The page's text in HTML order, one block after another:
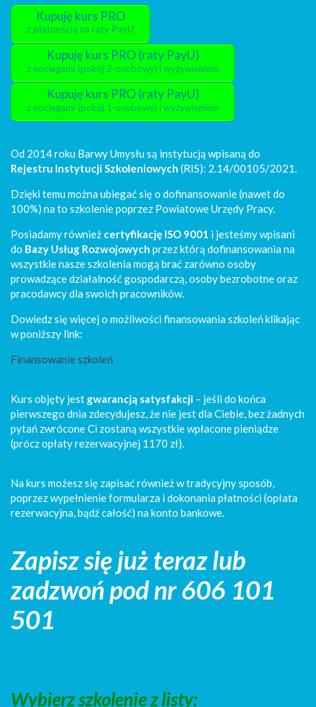
Kupuję kurs PRO
z płatnością na raty PayU
Kupuję kurs PRO (raty PayU)
z noclegami (pokój 2-osobowy) i wyżywieniem
Kupuję kurs PRO (raty PayU)
z noclegami (pokój 1-osobowy) i wyżywieniem
Od 2014 roku Barwy Umysłu są instytucją wpisaną do
Rejestru Instytucji Szkoleniowych (RIS): 2.14/00105/2021.
Dzięki temu można ubiegać się o dofinansowanie (nawet do
100%) na to szkolenie poprzez Powiatowe Urzędy Pracy.
Posiadamy również certyfikację ISO 9001 i jesteśmy wpisani
do Bazy Usług Rozwojowych przez którą dofinansowania na
wszystkie nasze szkolenia mogą brać zarówno osoby
prowadzące działalność gospodarczą, osoby bezrobotne oraz
pracodawcy dla swoich pracowników.
Dowiedz się więcej o możliwości finansowania szkoleń klikając
w poniższy link:
Finansowanie szkoleń
Kurs objęty jest gwarancją satysfakcji – jeśli do końca
pierwszego dnia zdecydujesz, że nie jest dla Ciebie, bez żadnych
pytań zwrócone Ci zostaną wszystkie wpłacone pieniądze
(prócz opłaty rezerwacyjnej 1170 zł).
Na kurs możesz się zapisać również w tradycyjny sposób,
poprzez wypełnienie formularza i dokonania płatności (opłata
rezerwacyjna, bądź całość) na konto bankowe.
Zapisz się już teraz lub
zadzwoń pod nr 606 101
501
Wybierz szkolenie z listy: